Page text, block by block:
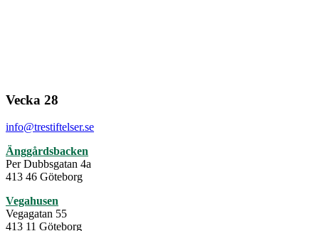
Vecka 28
info@trestiftelser.se
Änggårdsbacken
Per Dubbsgatan 4a
413 46 Göteborg
Vegahusen
Vegagatan 55
413 11 Göteborg